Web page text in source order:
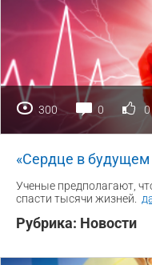
300 0 0
«Сердце в
Ученые предполагают,
спасти тысячи жизней.
Рубрика: Новости